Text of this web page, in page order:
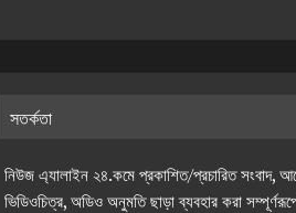
সতর্কতা
নিউজ এ্যালাইন ২৪.কমে প্রকাশিত/প্রচারিত সংবাদ,
ভিডিওচিত্র, অডিও অনুমতি ছাড়া ব্যবহার করা